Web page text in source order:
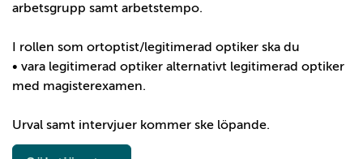
arbetsgrupp samt arbetstempo.
I rollen som ortoptist/legitimerad optiker ska du
• vara legitimerad optiker alternativt legitimerad optiker
med magisterexamen.
Urval samt intervjuer kommer ske löpande.